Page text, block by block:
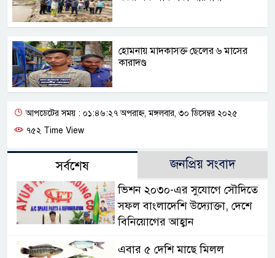
হোমনায় মাদকাসক্ত ছেলের ৬ মাসের
কারাদণ্ড
আপডেটের সময় : ০১:৪৬:২৭ অপরাহ্ন, মঙ্গলবার, ৩০ ডিসেম্বর ২০২৫
৭৫২ Time View
সর্বশেষ জনপ্রিয় সংবাদ
ভিশন ২০৩০-এর সুযোগে সৌদিতে
সফল বাংলাদেশি উদ্যোক্তা, দেশে
বিনিয়োগের আহ্বান
এবার ৫ দেশি মাছে মিলল